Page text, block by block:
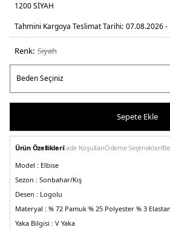
1200 SİYAH
Tahmini Kargoya Teslimat Tarihi: 07.08.2026
Renk: si̇yah
Sepete Ekle
Ürün Özellikleriİade KoşullarıÖdeme Seçenekleri
Model : Elbise
Sezon : Sonbahar/Kış
Desen : Logolu
Materyal : % 72 Pamuk % 25 Polyester % 3 Elastan
Yaka Bilgisi : V Yaka